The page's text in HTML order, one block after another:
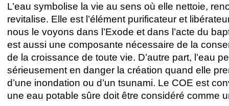
L’eau symbolise la vie au sens où elle nettoie,
revitalise. Elle est l’élément purificateur et
nous le voyons dans l’Exode et dans l’acte du
est aussi une composante nécessaire de la
de la croissance de toute vie. D’autre part, l’eau
sérieusement en danger la création quand elle
d’une inondation ou d’un tsunami. Le COE est
une eau potable sûre doit être considéré comme